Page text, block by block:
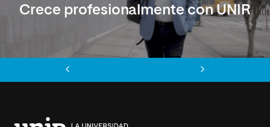
Crece profesionalmente con UNIR